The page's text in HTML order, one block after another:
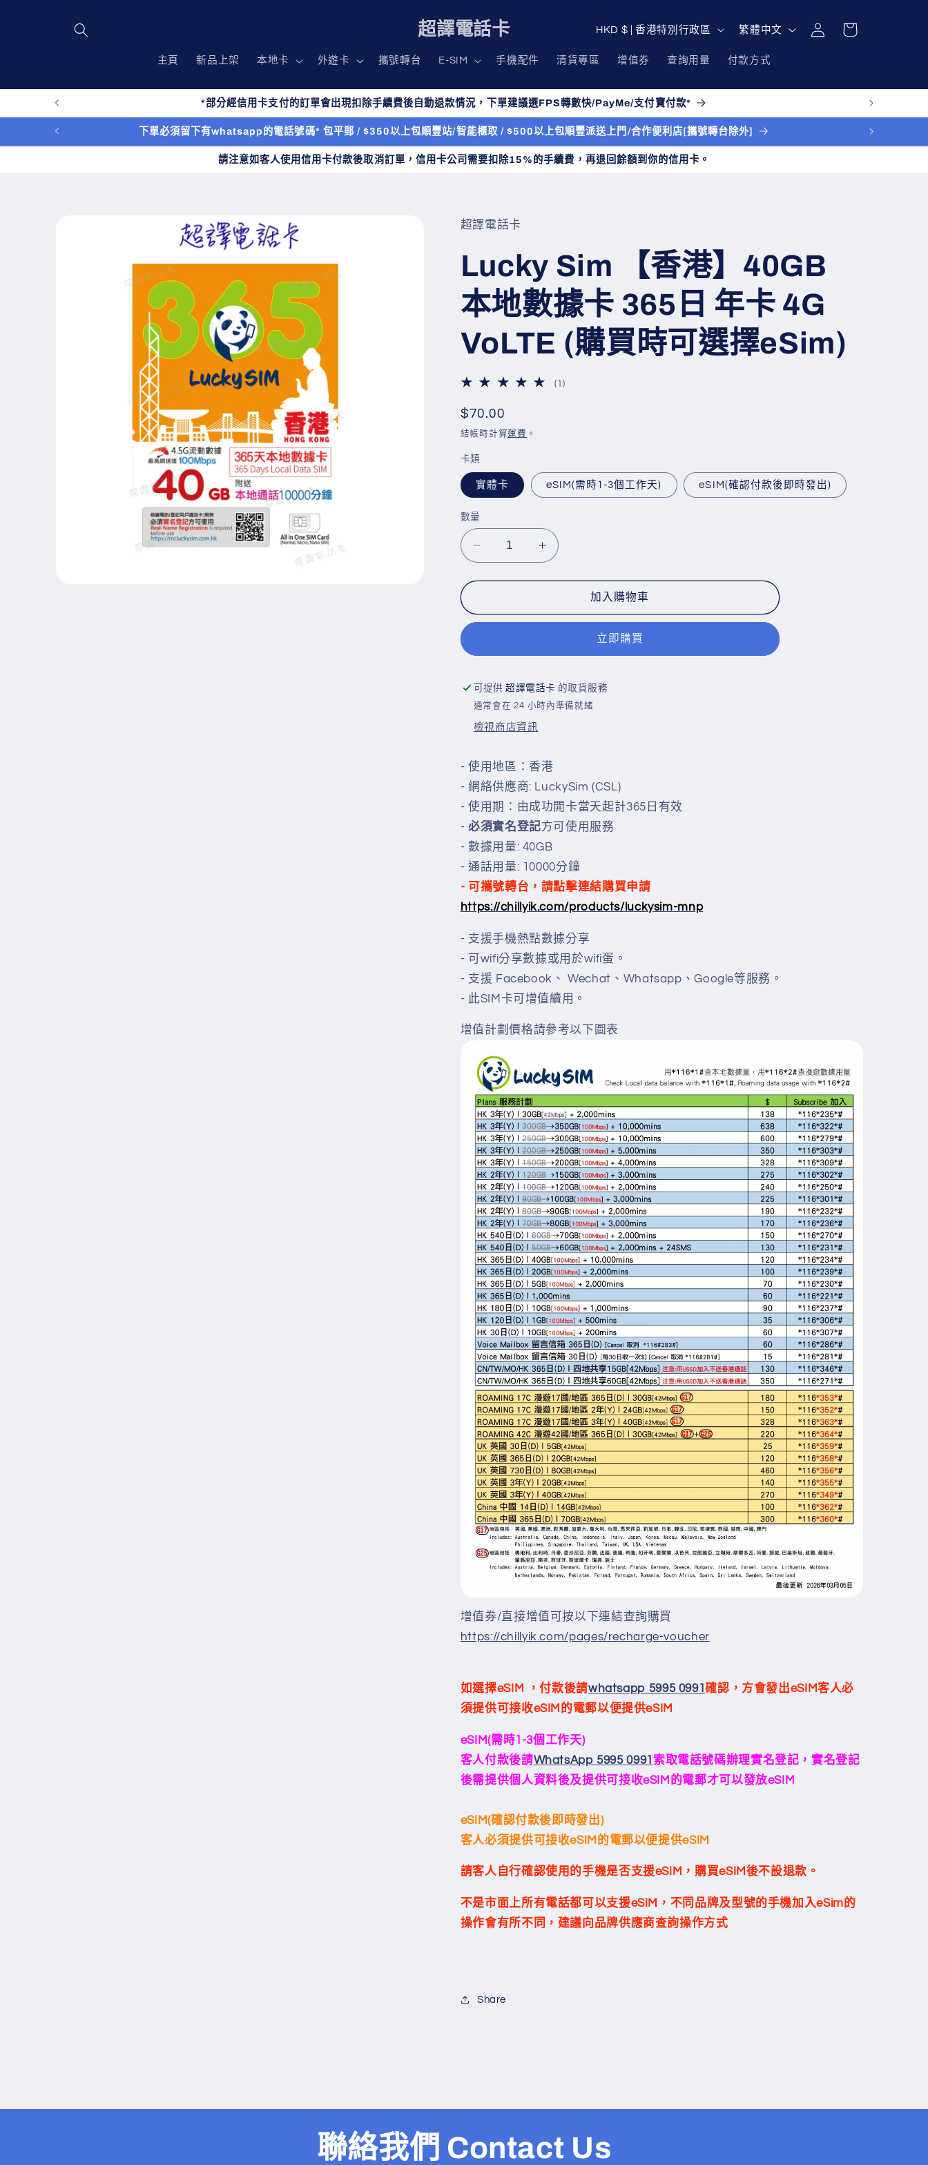
超譯電話卡
主頁 新品上架 本地卡 外遊卡 攜號轉台 E-SIM 手機配件 清貨專區 增值券 查詢用量 付款方式
國
地
區
HKD $ | 香港特別行政區
語
言
繁體中文
登
入
物
*部分經信用卡支付的訂單會出現扣除手續費後自動退款情況，下單建議選FPS轉數快/PayMe/支付寶付款*
下單必須留下有whatsapp的電話號碼* 包平郵 / $350以上包順豐站/智能櫃取 / $500以上包順豐派送上門/合作便利店[攜號轉台除外]
請注意如客人使用信用卡付款後取消訂單，信用卡公司需要扣除15%的手續費，再退回餘額到你的信用卡。
超譯電話卡
Lucky Sim 【香港】40GB
本地數據卡 365日 年卡 4G
VoLTE (購買時可選擇eSim)
(1)1
定
價
$70.00
結帳時計算運費 。
卡類
實體卡 eSIM(需時1-3個工作天) eSIM(確認付款後即時發出)
數量
Lucky
Sim
【香
40GB
地
據
卡
365
年
卡
4G
VoLTE
(購
買
時
可
選
eSim)
數
量
減
Lucky
Sim
【香
40GB
地
據
卡
年
卡
4G
VoLTE
(購
買
時
可
選
eSim)
數
量
增
加入購物車
立即購買
可提供超譯電話卡 的取貨服務
通常會在 24 小時內準備就緒
檢視商店資訊
- 使用地區：香港
- 網絡供應商: LuckySim (CSL)
- 使用期：由成功開卡當天起計365日有效
-必須實名登記方可使用服務
- 數據用量: 40GB
- 通話用量: 10000分鐘
- 可攜號轉台，請點擊連結購買申請
https://chillyik.com/products/luckysim-mnp
- 支援手機熱點數據分享
- 可wifi分享數據或用於wifi蛋。
- 支援 Facebook、 Wechat、Whatsapp、Google等服務。
- 此SIM卡可增值續用。
增值計劃價格請參考以下圖表
增值券/直接增值可按以下連結查詢購買
https://chillyik.com/pages/recharge-voucher
如選擇eSIM ，付款後請whatsapp 5995 0991確認，方會發出eSIM客人必
須提供可接收eSIM 的電郵以便提供eSIM
eSIM(需時1-3個工作天)
客人付款後請WhatsApp 5995 0991 索取電話號碼辦理實名登記，實名登記
後需提供個人資料後及提供可接收eSIM 的電郵才可以發放eSIM
eSIM(確認付款後即時發出)
客人必須提供可接收eSIM 的電郵以便提供eSIM
請客人自行確認使用的手機是否支援eSIM，購買eSIM後不設退款。
不是市面上所有電話都可以支援eSIM ，不同品牌及型號的手機加入eSim 的
操作會有所不同，建議向品牌供應商查詢操作方式
Share
聯絡我們 Contact Us